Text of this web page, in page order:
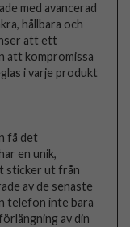
med avancerad
hållbara och
att ett
att kompromissa
i varje produkt
få det
en unik,
sticker ut från
av de senaste
telefon inte bara
av din